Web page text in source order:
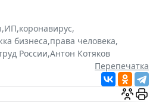
,ИП,коронавирус,
бизнеса,права человека,
России,Антон Котяков
Перепечатка